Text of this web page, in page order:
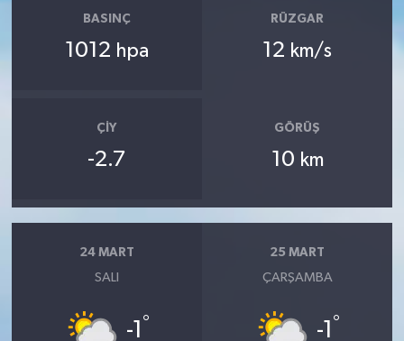
BASINÇ
1012 hpa
RÜZGAR
12 km/s
ÇIY
-2.7
GÖRÜŞ
10 km
24 MART
SALI
-1 °
25 MART
ÇARŞAMBA
-1 °